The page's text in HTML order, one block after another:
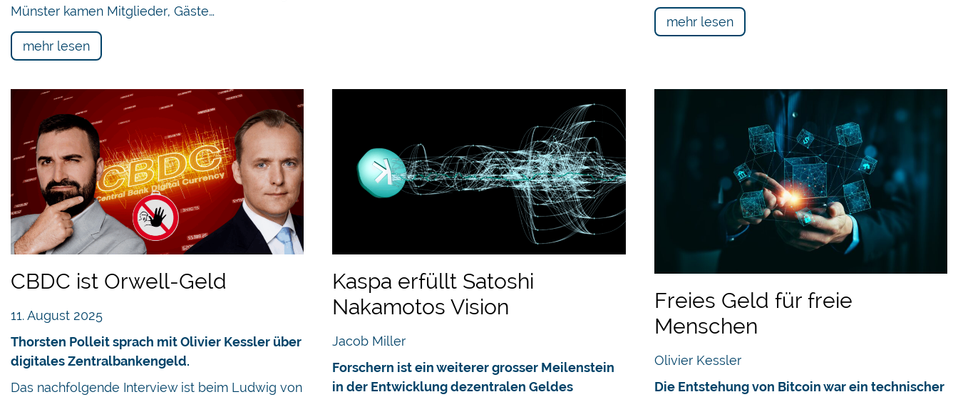
Münster kamen Mitglieder, Gäste…
mehr lesen
mehr lesen
CBDC ist Orwell-Geld
11. August 2025
Thorsten Polleit sprach mit Olivier Kessler über
digitales Zentralbankengeld.
Das nachfolgende Interview ist beim Ludwig von
Kaspa erfüllt Satoshi
Nakamotos Vision
Jacob Miller
Forschern ist ein weiterer grosser Meilenstein
in der Entwicklung dezentralen Geldes
Freies Geld für freie
Menschen
Olivier Kessler
Die Entstehung von Bitcoin war ein technischer